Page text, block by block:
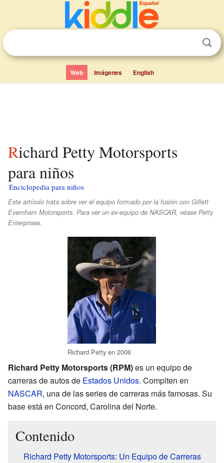
Web Imágenes English
Richard Petty Motorsports
para niños
Enciclopedia para niños
Este artículo trata sobre ver el equipo formado por la fusión con Gillett
Evernham Motorsports. Para ver un ex-equipo de NASCAR, véase Petty
Enterprises.
Richard Petty en 2006
Richard Petty Motorsports (RPM)es un equipo de
carreras de autos de Estados Unidos. Compiten en
NASCAR, una de las series de carreras más famosas. Su
base está en Concord, Carolina del Norte.
Contenido
Richard Petty Motorsports: Un Equipo de Carreras